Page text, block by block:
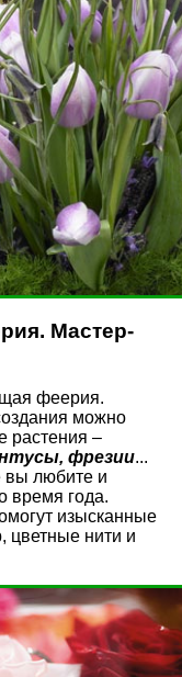
Мастер-
феерия.
можно
растения –
фрезии...
вы любите и
время года.
изысканные
цветные нити и